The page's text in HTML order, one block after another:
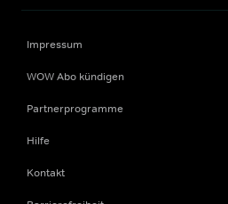
Impressum
WOW Abo kündigen
Partnerprogramme
Hilfe
Kontakt